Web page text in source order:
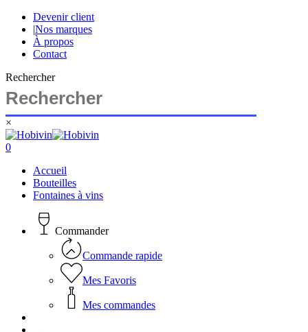
Skip
main
content
Devenir client
|Nos marques
À propos
Contact
Rechercher
×
Close
Search
search
account
0
Accueil
Bouteilles
Fontaines à vins
Commander
Commande rapide
Mes Favoris
Mes commandes